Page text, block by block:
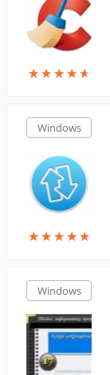
★★★★★
★★★★★
Windows
★★★★★
★★★★★
Windows